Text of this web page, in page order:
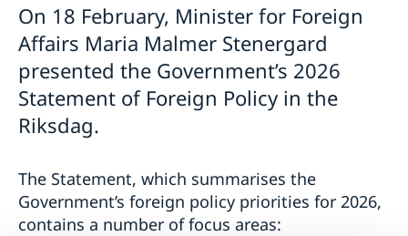
On 18 February, Minister for Foreign
Affairs Maria Malmer Stenergard
presented the Government’s 2026
Statement of Foreign Policy in the
Riksdag.
The Statement, which summarises the
Government’s foreign policy priorities for 2026,
contains a number of focus areas: